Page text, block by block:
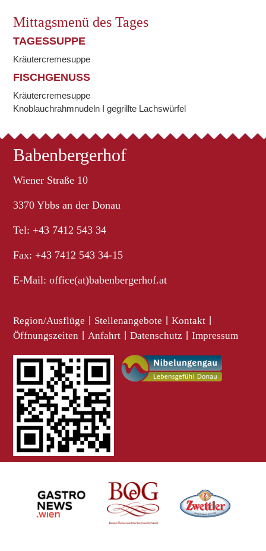
Mittagsmenü des Tages
TAGESSUPPE
Kräutercremesuppe
FISCHGENUSS
Kräutercremesuppe
Knoblauchrahmnudeln I gegrillte Lachswürfel
Babenbergerhof
Wiener Straße 10
3370 Ybbs an der Donau
Tel: +43 7412 543 34
Fax: +43 7412 543 34-15
E-Mail:office(at)babenbergerhof.at
Region/Ausflüge Stellenangebote Kontakt
Öffnungszeiten Anfahrt Datenschutz Impressum